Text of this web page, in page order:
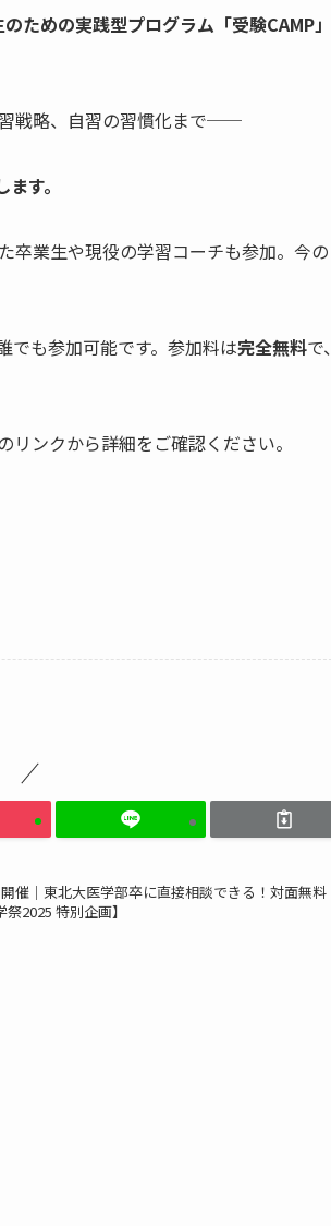
ための実践型プログラム「受験CAMP」
習戦略、自習の習慣化まで──
す。
卒業生や現役の学習コーチも参加。今の
でも参加可能です。参加料は完全無料で、
ンクから詳細をご確認ください。
催｜東北大医学部卒に直接相談できる！対面無料
2025 特別企画】